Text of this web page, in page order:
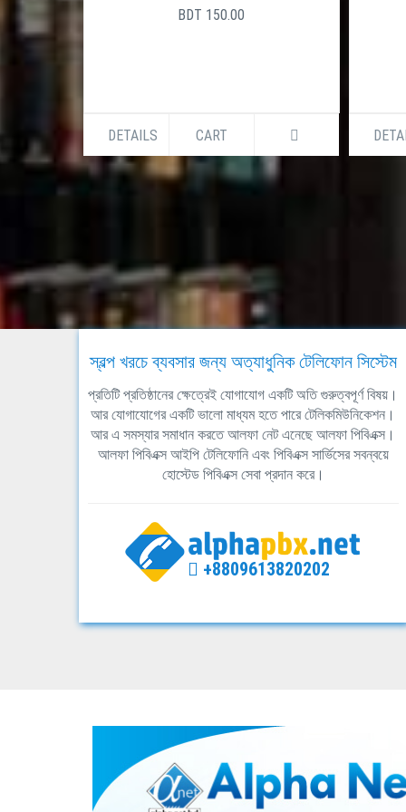
BDT 150.00
DETAILS CART
স্বল্প খরচে ব্যবসার জন্য অত্যাধুনিক টেলিফোন সিস্টেম
প্রতিটি প্রতিষ্ঠানের ক্ষেত্রেই যোগাযোগ একটি অতি গুরুত্বপূর্ণ বিষয়।
আর যোগাযোগের একটি ভালো মাধ্যম হতে পারে টেলিকমিউনিকেশন।
আর এ সমস্যার সমাধান করতে আলফা নেট এনেছে আলফা পিবিএক্স।
আলফা পিবিএক্স আইপি টেলিফোনি এবং পিবিএক্স সার্ভিসের সবন্বয়ে
হোস্টেড পিবিএক্স সেবা প্রদান করে।
+8809613820202